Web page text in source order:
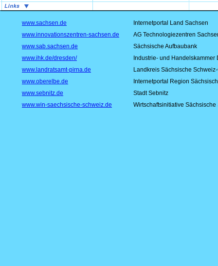
www.sachsen.de
Internetportal Land Sachsen
www.innovationszentren-sachsen.de
AG Technologiezentren
www.sab.sachsen.de
Sächsische Aufbaubank
www.ihk.de/dresden/
Industrie- und Handelskammer
www.landratsamt-pirna.de
Landkreis Sächsische
www.oberelbe.de
Internetportal Region
www.sebnitz.de
Stadt Sebnitz
www.win-saechsische-schweiz.de
Wirtschaftsinitiative Sächsische